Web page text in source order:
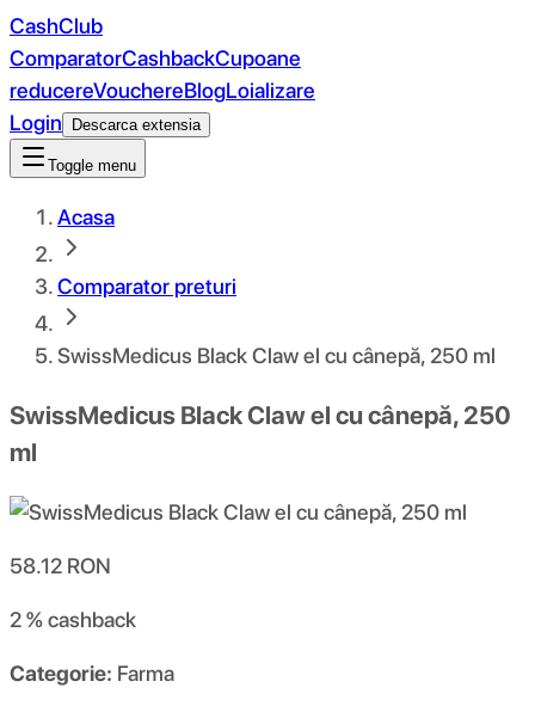
CashClub
ComparatorCashbackCupoane
reducereVouchereBlogLoializare
Login
Descarca extensia
Toggle menu
Acasa
Comparator preturi
SwissMedicus Black Claw el cu cânepă, 250 ml
SwissMedicus Black Claw el cu cânepă, 250
ml
58.12 RON
2 %cashback
Categorie: Farma